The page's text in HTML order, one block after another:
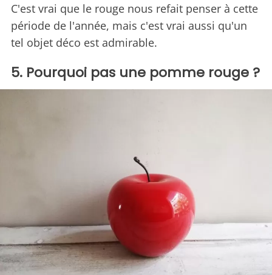
C'est vrai que le rouge nous refait penser à cette
période de l'année, mais c'est vrai aussi qu'un
tel objet déco est admirable.
5. Pourquoi pas une pomme rouge ?